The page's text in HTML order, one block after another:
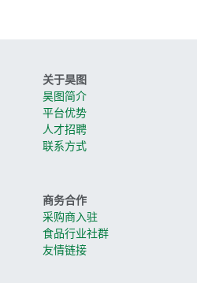
关于昊图
昊图简介
平台优势
人才招聘
联系方式
商务合作
采购商入驻
食品行业社群
友情链接